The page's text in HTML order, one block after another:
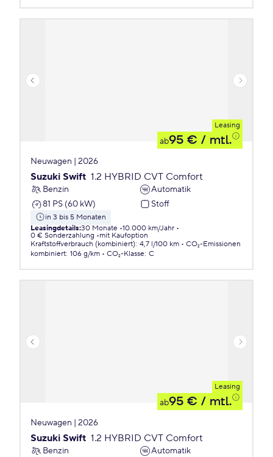
Leasing
ab95 € / mtl.
Neuwagen | 2026
Suzuki Swift 1.2 HYBRID CVT Comfort
Benzin
Automatik
81 PS (60 kW)
Stoff
in 3 bis 5 Monaten
Leasingdetails:30 Monate 10.000 km/Jahr
0 € Sonderzahlung
mit Kaufoption
Kraftstoffverbrauch (kombiniert): 4,7 l/100 km
CO₂-Emissionen
kombiniert: 106 g/km CO₂-Klasse: C
Leasing
ab95 € / mtl.
Neuwagen | 2026
Suzuki Swift 1.2 HYBRID CVT Comfort
Benzin
Automatik